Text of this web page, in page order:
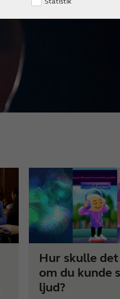
Hur skulle
om du kunde
ljud?